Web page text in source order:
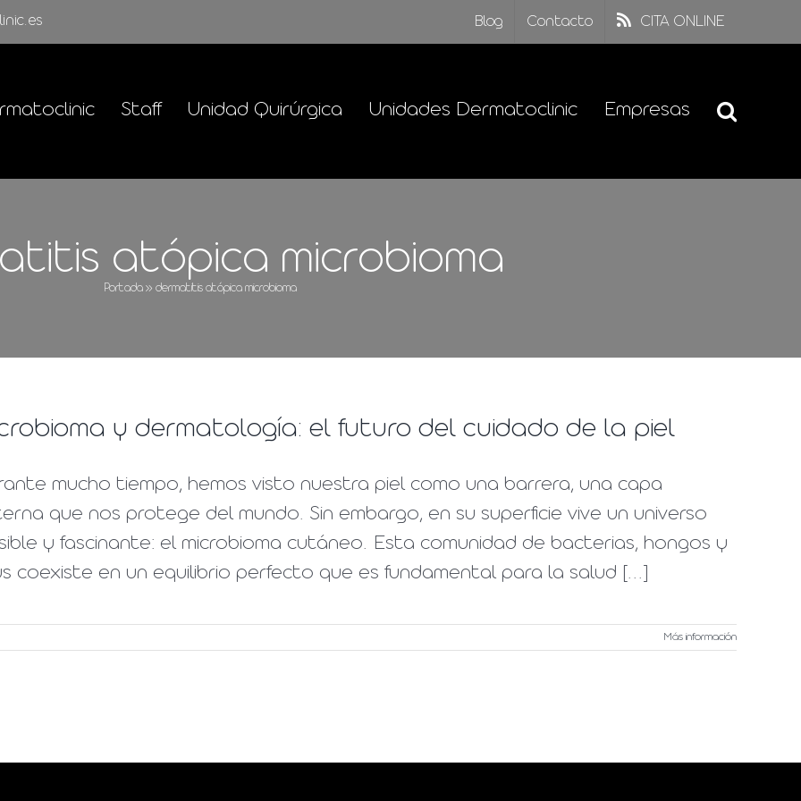
Blog Contacto CITA ONLINE
Staff Unidad Quirúrgica Unidades Dermatoclinic Empresas
atópica microbioma
Portada » dermatitis atópica microbioma
y dermatología: el futuro del cuidado de la piel
mucho tiempo, hemos visto nuestra piel como una barrera, una capa
que nos protege del mundo. Sin embargo, en su superficie vive un universo
y fascinante: el microbioma cutáneo. Esta comunidad de bacterias, hongos y
coexiste en un equilibrio perfecto que es fundamental para la salud [...]
Más información